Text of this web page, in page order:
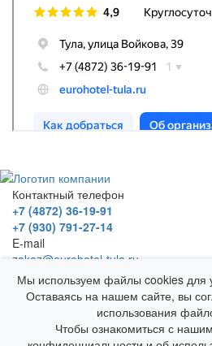
Контактный телефон
+7 (4872) 36-19-91
+7 (930) 791-27-14
E-mail
zakaz@eurohotel-tula.ru
Адрес
г. Тула, ул. Войкова, д. 39
Гостевой Дом "Европейский"
© 2025 Все права защищены
Мы используем файлы cookies для
Оставаясь на нашем сайте, вы
использования
Чтобы ознакомиться с